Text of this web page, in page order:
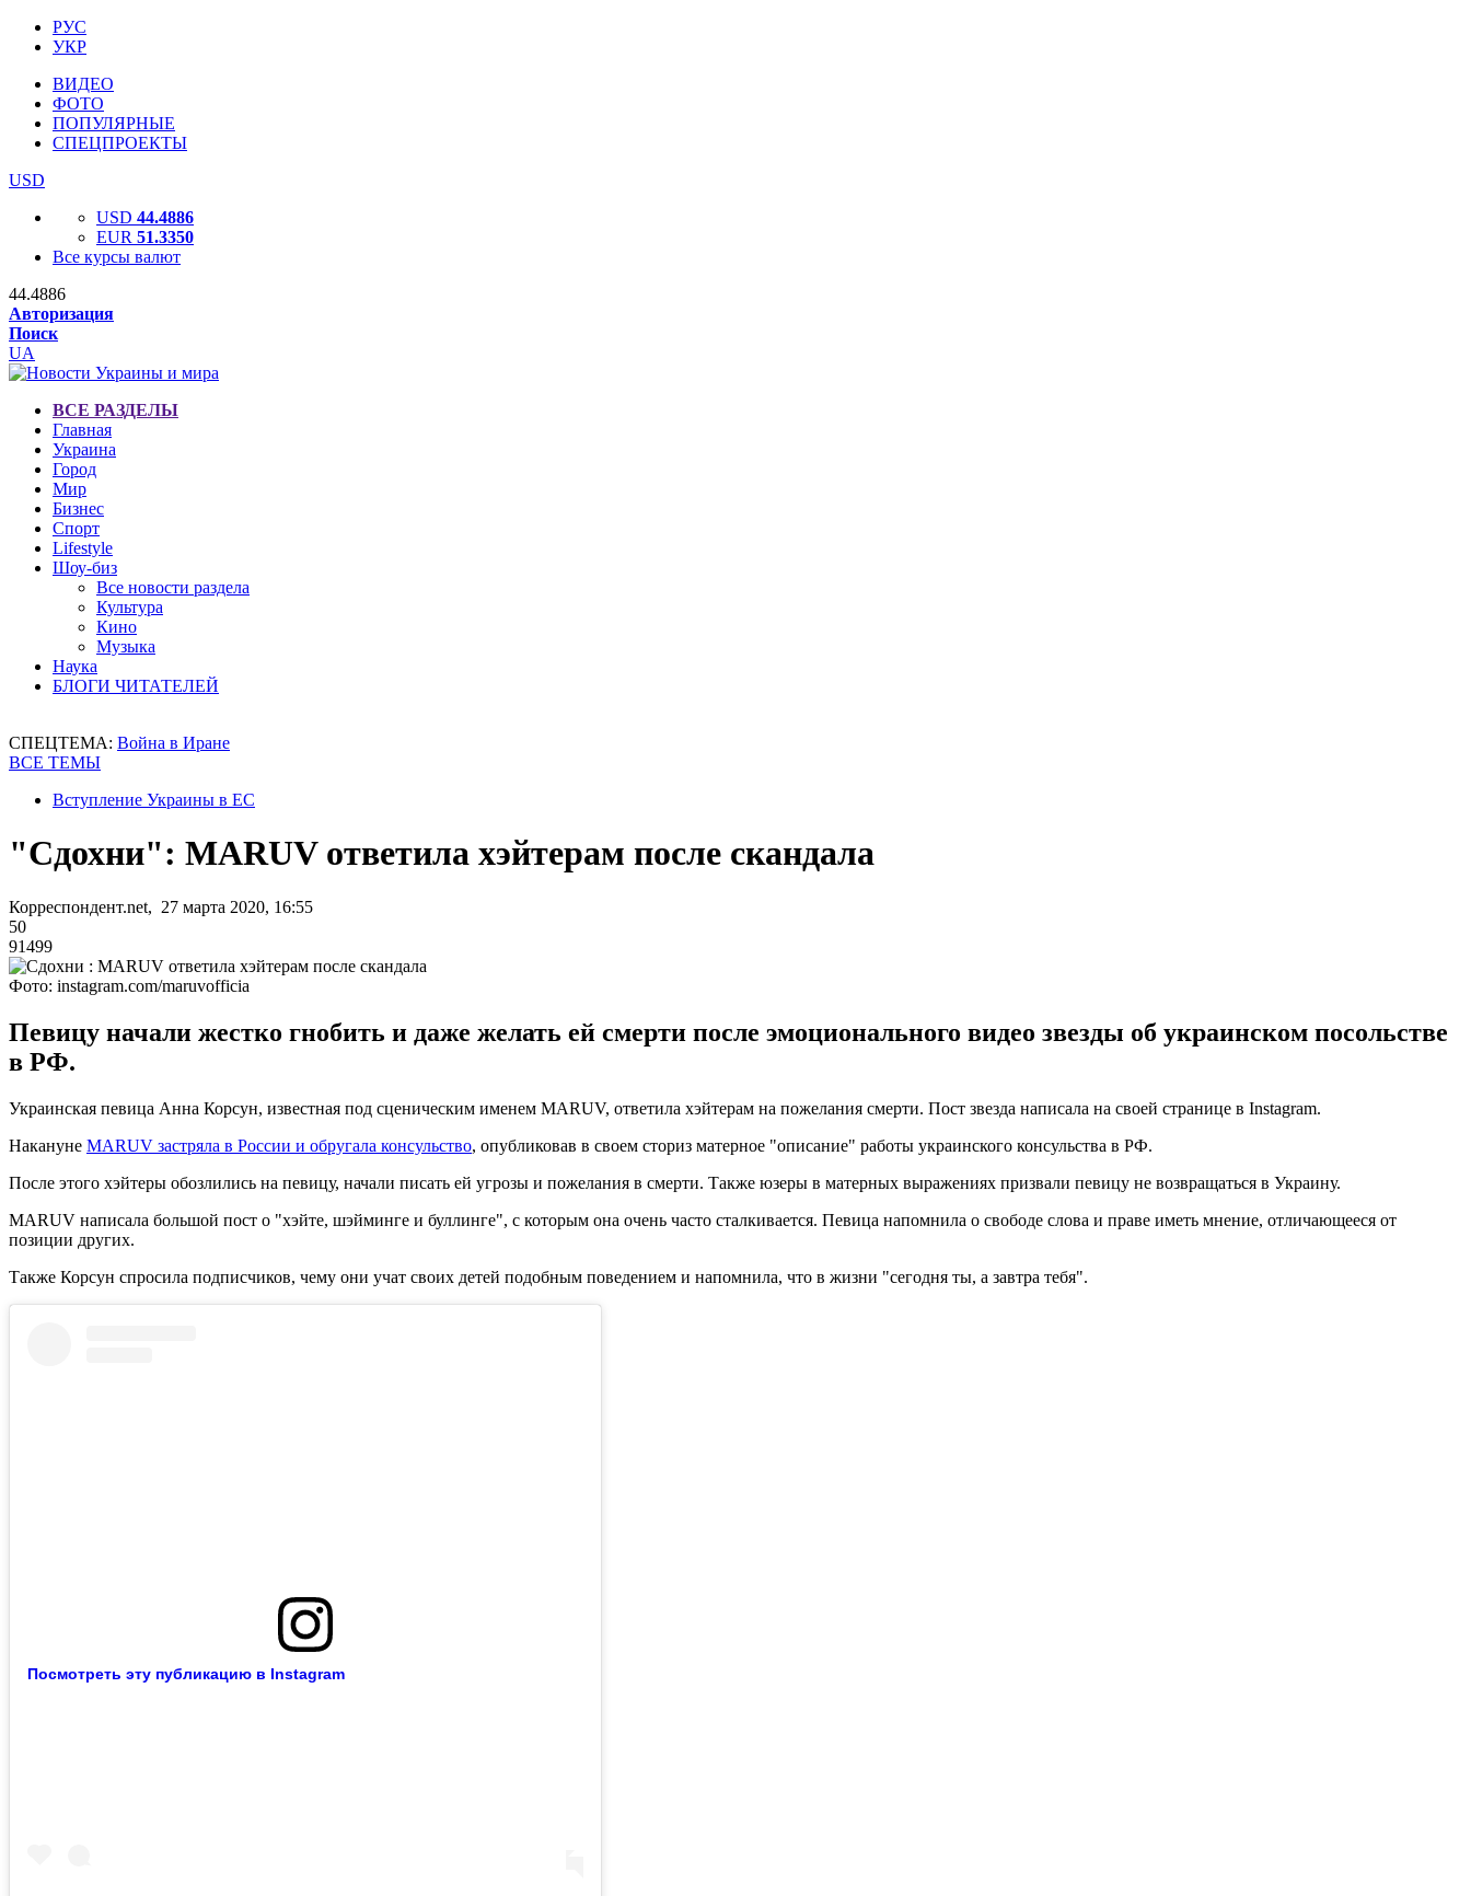
РУС
УКР
ВИДЕО
ФОТО
ПОПУЛЯРНЫЕ
СПЕЦПРОЕКТЫ
USD
USD 44.4886
EUR 51.3350
Все курсы валют
44.4886
Авторизация
Поиск
UA
ВСЕ РАЗДЕЛЫ
Главная
Украина
Город
Мир
Бизнес
Спорт
Lifestyle
Шоу-биз
Все новости раздела
Культура
Кино
Музыка
Наука
БЛОГИ ЧИТАТЕЛЕЙ
СПЕЦТЕМА: Война в Иране
ВСЕ ТЕМЫ
Вступление Украины в ЕС
"Сдохни": MARUV ответила хэйтерам после скандала
Корреспондент.net, 27 марта 2020, 16:55
50
91499
Фото: instagram.com/maruvofficia
Певицу начали жестко гнобить и даже желать ей смерти после эмоционального видео звезды об украинском посольстве
в РФ.
Украинская певица Анна Корсун, известная под сценическим именем MARUV, ответила хэйтерам на пожелания смерти. Пост звезда написала на своей странице в Instagram.
Накануне MARUV застряла в России и обругала консульство, опубликовав в своем сториз матерное "описание" работы украинского консульства в РФ.
После этого хэйтеры обозлились на певицу, начали писать ей угрозы и пожелания в смерти. Также юзеры в матерных выражениях призвали певицу не возвращаться в Украину.
MARUV написала большой пост о "хэйте, шэйминге и буллинге", с которым она очень часто сталкивается. Певица напомнила о свободе слова и праве иметь мнение, отличающееся от
позиции других.
Также Корсун спросила подписчиков, чему они учат своих детей подобным поведением и напомнила, что в жизни "сегодня ты, а завтра тебя".
Посмотреть эту публикацию в Instagram